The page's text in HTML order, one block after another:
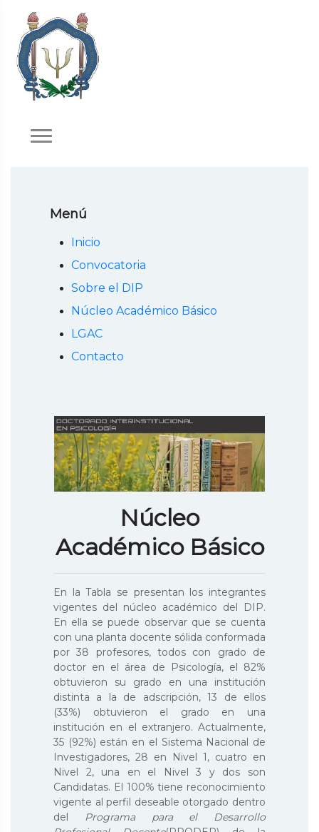
Menú
Inicio
Convocatoria
Sobre el DIP
Núcleo Académico Básico
LGAC
Contacto
Núcleo
Académico Básico
En la Tabla se presentan los integrantes
vigentes del núcleo académico del DIP.
En ella se puede observar que se cuenta
con una planta docente sólida conformada
por 38 profesores, todos con grado de
doctor en el área de Psicología, el 82%
obtuvieron su grado en una institución
distinta a la de adscripción, 13 de ellos
(33%) obtuvieron el grado en una
institución en el extranjero. Actualmente,
35 (92%) están en el Sistema Nacional de
Investigadores, 28 en Nivel 1, cuatro en
Nivel 2, una en el Nivel 3 y dos son
Candidatas. El 100% tiene reconocimiento
vigente al perfil deseable otorgado dentro
del Programa para el Desarrollo